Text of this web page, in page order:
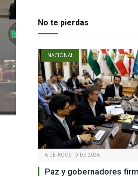
No te pierdas
NACIONAL
6 DE AGOSTO DE 2026
Paz y gobernadores